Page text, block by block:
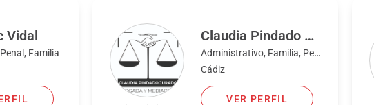
Vidal
Familia
Claudia Pindado Jurado
Administrativo, Familia, Penal, Bancario, Civil
Cádiz
VER PERFIL